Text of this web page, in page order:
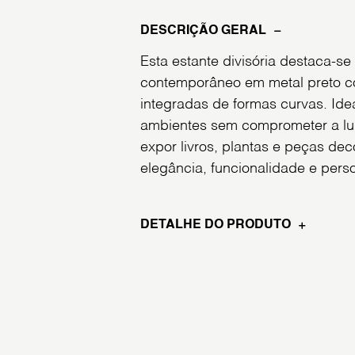
DESCRIÇÃO GERAL
Esta estante divisória destaca-
contemporâneo em metal preto
integradas de formas curvas.
ambientes sem comprometer a
expor livros, plantas e peças
elegância, funcionalidade e
DETALHE DO PRODUTO